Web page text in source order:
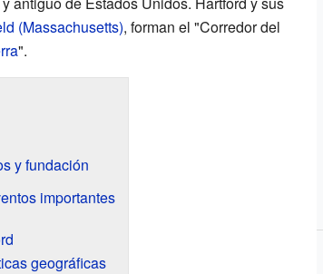
(Massachusetts), forman el "Corredor del
".
y fundación
importantes
geográficas